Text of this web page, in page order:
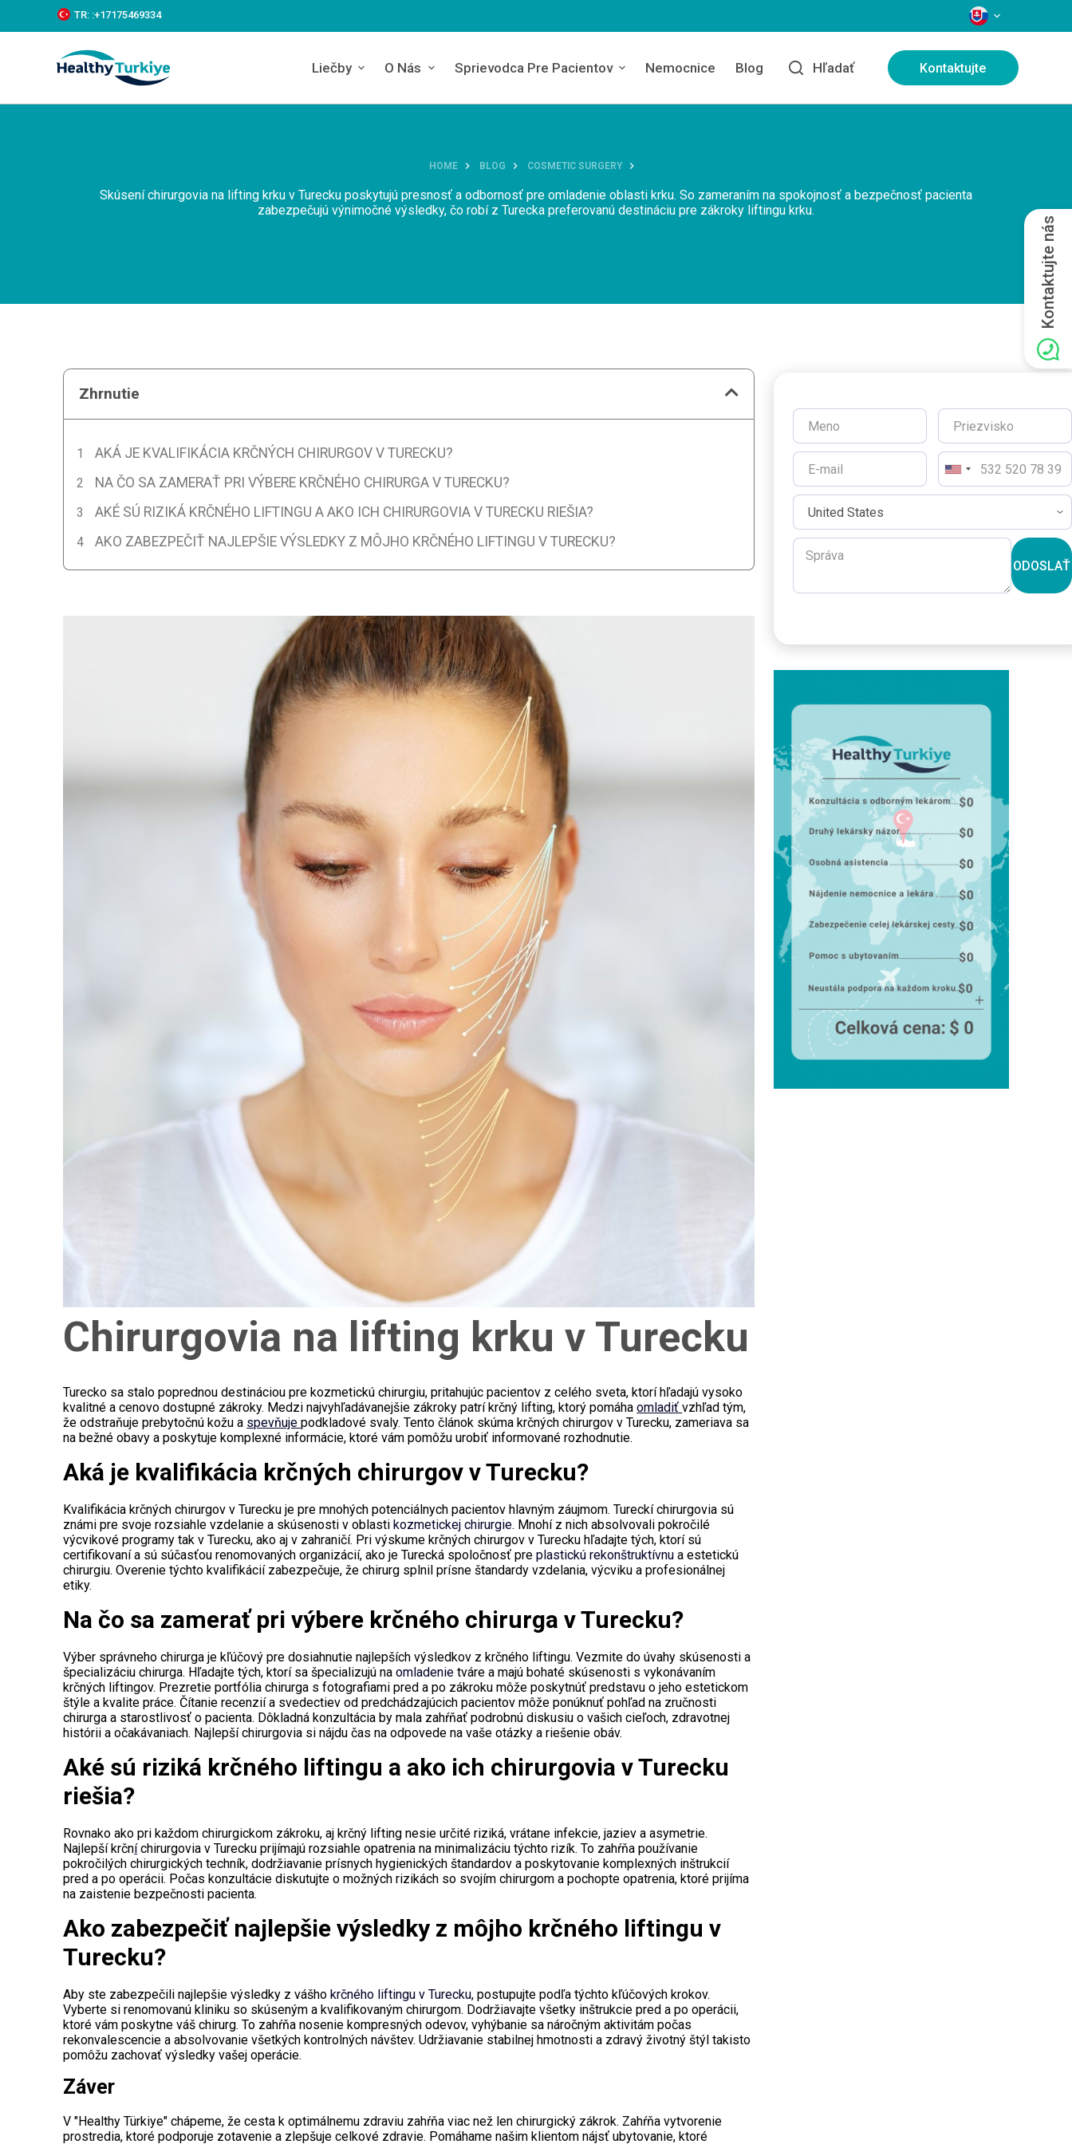
k
c
TR: :+‪17175469334‬ JAZYKY
Liečby O Nás Sprievodca Pre Pacientov Nemocnice Blog Hľadať Kontaktujte
HOME BLOG COSMETIC SURGERY
Skúsení chirurgovia na lifting krku v Turecku poskytujú presnosť a odbornosť pre omladenie oblasti krku. So zameraním na spokojnosť a bezpečnosť pacienta
zabezpečujú výnimočné výsledky, čo robí z Turecka preferovanú destináciu pre zákroky liftingu krku.
Zhrnutie
AKÁ JE KVALIFIKÁCIA KRČNÝCH CHIRURGOV V TURECKU?
NA ČO SA ZAMERAŤ PRI VÝBERE KRČNÉHO CHIRURGA V TURECKU?
AKÉ SÚ RIZIKÁ KRČNÉHO LIFTINGU A AKO ICH CHIRURGOVIA V TURECKU RIEŠIA?
AKO ZABEZPEČIŤ NAJLEPŠIE VÝSLEDKY Z MÔJHO KRČNÉHO LIFTINGU V TURECKU?
Chirurgovia na lifting krku v Turecku
Turecko sa stalo poprednou destináciou pre kozmetickú chirurgiu,pritahujúc pacientov z celého sveta, ktorí hľadajú vysoko
kvalitné a cenovo dostupné zákroky. Medzi najvyhľadávanejšie zákroky patrí krčný lifting, ktorý pomáhaomladiťvzhľad tým,
že odstraňuje prebytočnú kožu a spevňujepodkladové svaly. Tento článok skúma krčných chirurgov v Turecku, zameriava sa
na bežné obavy a poskytuje komplexné informácie, ktoré vám pomôžu urobiť informované rozhodnutie.
Aká je kvalifikácia krčných chirurgov v Turecku?
Kvalifikácia krčných chirurgov v Turecku je pre mnohých potenciálnych pacientov hlavným záujmom. Tureckí chirurgovia sú
známi pre svoje rozsiahle vzdelanie a skúsenosti v oblasti kozmetickej chirurgie. Mnohí z nich absolvovali pokročilé
výcvikové programy tak v Turecku, ako aj v zahraničí. Pri výskume krčných chirurgov v Turecku hľadajte tých, ktorí sú
certifikovaní a sú súčasťou renomovaných organizácií, ako je Turecká spoločnosť preplastickú rekonštruktívnu a estetickú
chirurgiu. Overenie týchto kvalifikácií zabezpečuje, že chirurg splnil prísne štandardy vzdelania, výcviku a profesionálnej
etiky.
Na čo sa zamerať pri výbere krčného chirurga v Turecku?
Výber správneho chirurga je kľúčový pre dosiahnutie najlepších výsledkov z krčného liftingu. Vezmite do úvahy skúsenosti a
špecializáciu chirurga. Hľadajte tých, ktorí sa špecializujú naomladenietváre a majú bohaté skúsenosti s vykonávaním
krčných liftingov. Prezretie portfólia chirurga s fotografiami pred a po zákroku môže poskytnúť predstavu o jeho estetickom
štýle a kvalite práce. Čítanie recenzií a svedectiev od predchádzajúcich pacientov môže ponúknuť pohľad na zručnosti
chirurga a starostlivosť o pacienta. Dôkladná konzultácia by mala zahŕňať podrobnú diskusiu o vašich cieľoch, zdravotnej
histórii a očakávaniach. Najlepší chirurgovia si nájdu čas na odpovede na vaše otázky a riešenie obáv.
Aké sú riziká krčného liftingu a ako ich chirurgovia v Turecku
riešia?
Rovnako ako pri každom chirurgickom zákroku, aj krčný lifting nesie určité riziká, vrátane infekcie, jaziev a asymetrie.
Najlepší krčníchirurgovia v Turecku prijímajú rozsiahle opatrenia na minimalizáciu týchto rizík. To zahŕňa používanie
pokročilých chirurgických techník, dodržiavanie prísnych hygienických štandardov a poskytovanie komplexných inštrukcií
pred a po operácii. Počas konzultácie diskutujte o možných rizikách so svojím chirurgom a pochopte opatrenia, ktoré prijíma
na zaistenie bezpečnosti pacienta.
Ako zabezpečiť najlepšie výsledky z môjho krčného liftingu v
Turecku?
Aby ste zabezpečili najlepšie výsledky z vášho krčného liftingu v Turecku, postupujte podľa týchto kľúčových krokov.
Vyberte si renomovanú kliniku so skúseným a kvalifikovaným chirurgom. Dodržiavajte všetky inštrukcie pred a po operácii,
ktoré vám poskytne váš chirurg. To zahŕňa nosenie kompresných odevov, vyhýbanie sa náročným aktivitám počas
rekonvalescencie a absolvovanie všetkých kontrolných návštev. Udržiavanie stabilnej hmotnosti a zdravý životný štýl takisto
pomôžu zachovať výsledky vašej operácie.
Záver
V "Healthy Türkiye" chápeme, že cesta k optimálnemu zdraviu zahŕňa viac než len chirurgický zákrok. Zahŕňa vytvorenie
prostredia, ktoré podporuje zotavenie a zlepšuje celkové zdravie. Pomáhame našim klientom nájsť ubytovanie, ktoré
ODOSLAŤ
Kontaktujte nás